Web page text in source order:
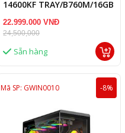
14600KF TRAY/B760M/16GB
RAM/RTX 3050 8GB
22.999.000 VNĐ
24,500,000
Sẵn hàng
Mã SP: GWIN0010 -8%